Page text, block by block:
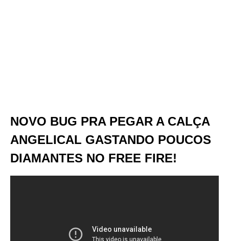
NOVO BUG PRA PEGAR A CALÇA
ANGELICAL GASTANDO POUCOS
DIAMANTES NO FREE FIRE!